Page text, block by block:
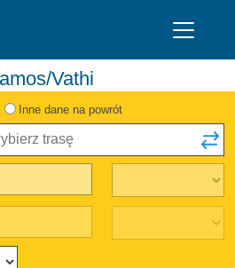
Vathi
Inne dane na powrót